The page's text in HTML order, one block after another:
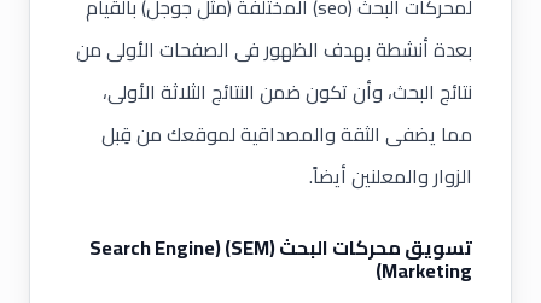
لمحركات البحث(seo)
المختلفة (مثل جوجل) بالقيام
بعدة أنشطة بهدف الظهور فى الصفحات الأولى من
نتائج البحث، وأن تكون ضمن النتائج الثلاثة الأولى،
مما يضفى الثقة والمصداقية لموقعك من قِبل
الزوار والمعلنين أيضاً.
تسويق محركات البحث (SEM) (Search Engine
Marketing)